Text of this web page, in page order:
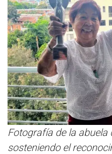
Fotografía de la abuela
sosteniendo el